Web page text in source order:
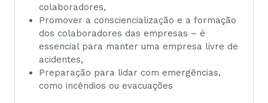
colaboradores,
Promover a consciencialização e a formação
dos colaboradores das empresas – é
essencial para manter uma empresa livre de
acidentes,
Preparação para lidar com emergências,
como incêndios ou evacuações